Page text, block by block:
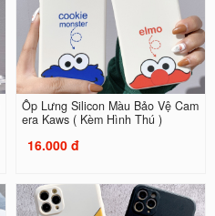
Ốp Lưng Silicon Màu Bảo Vệ Cam
era Kaws ( Kèm Hình Thú )
16.000 đ